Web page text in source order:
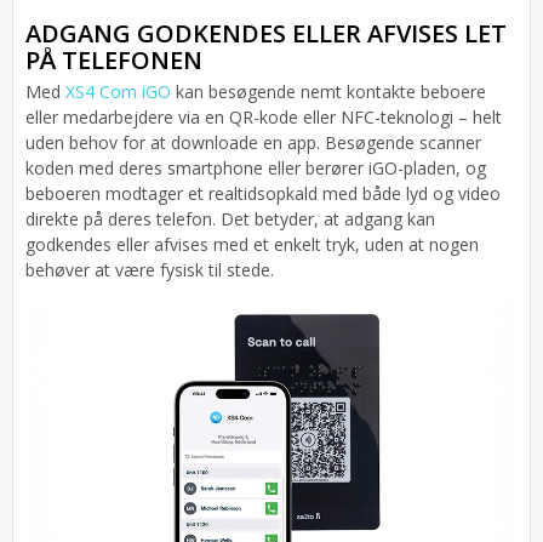
ADGANG GODKENDES ELLER AFVISES LET
PÅ TELEFONEN
Med XS4 Com iGO kan besøgende nemt kontakte beboere
eller medarbejdere via en QR-kode eller NFC-teknologi – helt
uden behov for at downloade en app. Besøgende scanner
koden med deres smartphone eller berører iGO-pladen, og
beboeren modtager et realtidsopkald med både lyd og video
direkte på deres telefon. Det betyder, at adgang kan
godkendes eller afvises med et enkelt tryk, uden at nogen
behøver at være fysisk til stede.